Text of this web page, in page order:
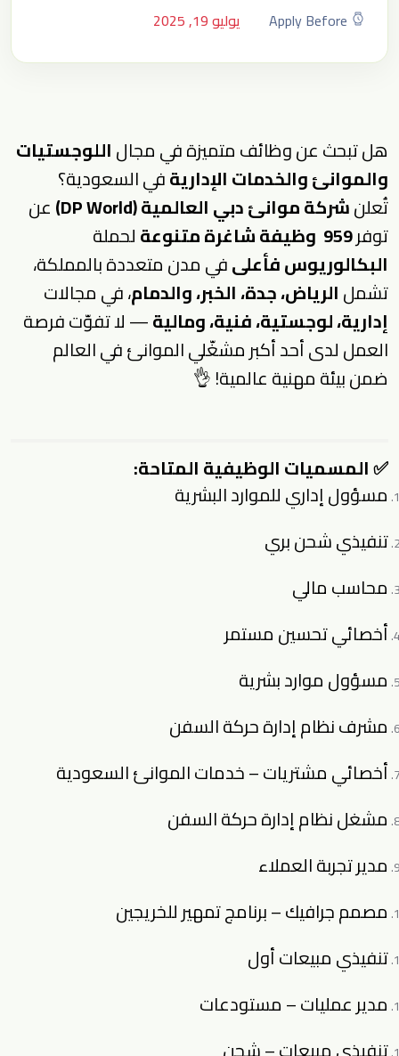
Apply Before
يوليو 19, 2025
هل تبحث عن وظائف متميزة في مجالاللوجستيات
والموانئ والخدمات الإداريةفي السعودية؟
تُعلنشركة موانئ دبي العالمية (DP World)
عن
توفر959 وظيفة شاغرة متنوعة
لحملة
البكالوريوس فأعلىفي مدن متعددة بالمملكة،
تشملالرياض، جدة، الخبر، والدمام، في مجالات
إدارية، لوجستية، فنية، ومالية— لا تفوّت فرصة
العمل لدى أحد أكبر مشغّلي الموانئ في العالم
ضمن بيئة مهنية عالمية! 👌
✅المسميات الوظيفية المتاحة:
مسؤول إداري للموارد البشرية
تنفيذي شحن بري
محاسب مالي
أخصائي تحسين مستمر
مسؤول موارد بشرية
مشرف نظام إدارة حركة السفن
أخصائي مشتريات – خدمات الموانئ السعودية
مشغل نظام إدارة حركة السفن
مدير تجربة العملاء
مصمم جرافيك – برنامج تمهير للخريجين
تنفيذي مبيعات أول
مدير عمليات – مستودعات